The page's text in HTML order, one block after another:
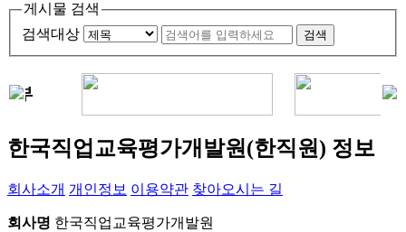
게시물 검색
검색대상
검색
한국직업교육평가개발원(한직원) 정보
회사소개 개인정보 이용약관 찾아오시는 길
회사명 한국직업교육평가개발원